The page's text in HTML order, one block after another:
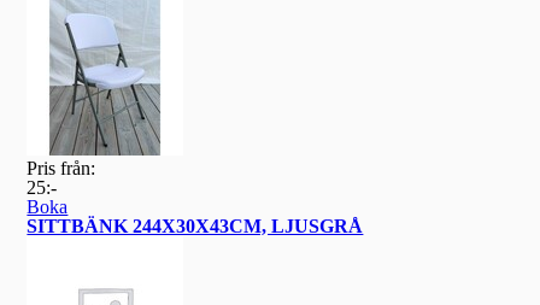
Pris från:
25:-
Boka
SITTBÄNK 244X30X43CM, LJUSGRÅ